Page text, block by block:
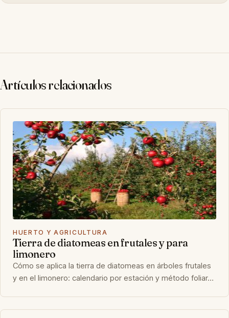
Artículos relacionados
HUERTO Y AGRICULTURA
Tierra de diatomeas en frutales y para
limonero
Cómo se aplica la tierra de diatomeas en árboles frutales
y en el limonero: calendario por estación y método foliar…